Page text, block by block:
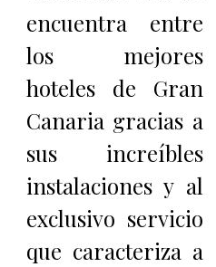
encuentra entre
los mejores
hoteles de Gran
Canaria gracias a
sus increíbles
instalaciones y al
exclusivo servicio
que caracteriza a